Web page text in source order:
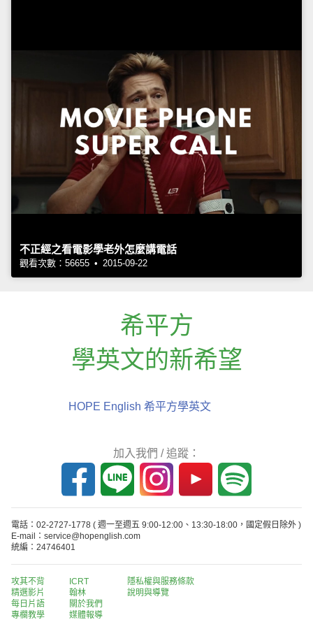
不正經之看電影學老外怎麼講電話
觀看次數：56655 • 2015-09-22
希平方
學英文的新希望
HOPE English 希平方學英文
加入我們 / 追蹤：
電話：02-2727-1778 ( 週一至週五 9:00-12:00、13:30-18:00，國定假日除外 )
E-mail：service@hopenglish.com
統編：24746401
攻其不背
精選影片
每日片語
專欄教學
ICRT
翰林
關於我們
媒體報導
隱私權與服務條款
說明與導覽